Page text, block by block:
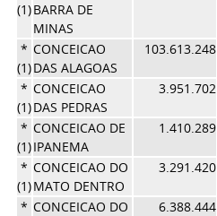
(1)BARRA DE
MINAS
*
(1)
CONCEICAO
DAS ALAGOAS
103.613.248
*
(1)
CONCEICAO
DAS PEDRAS
3.951.702
*
(1)
CONCEICAO DE
IPANEMA
1.410.289
*
(1)
CONCEICAO DO
MATO DENTRO
3.291.420
* CONCEICAO DO
6.388.444